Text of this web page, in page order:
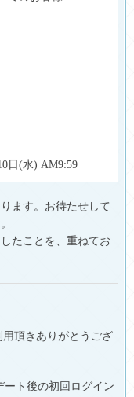
日(水) AM9:59
ます。お待たせして
たことを、重ねてお
用頂きありがとうござ
ート後の初回ログイン